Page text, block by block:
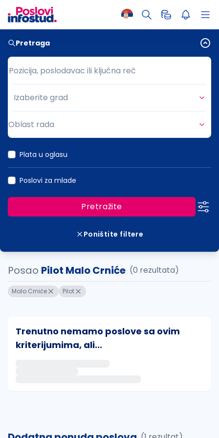
Pretraga
Pozicija, poslodavac ili ključna reč
Pozicija, poslodavac ili ključna reč
Grad
Izaberite grad
Oblast rada
Plata u oglasu
Poslovi za mlade
Pretražite
Poništite filtere
Posao Pilot Malo Crniće (0 rezultata)
Malo Crniće Pilot
Trenutno nemamo poslove sa ovim
kriterijumima, ali...